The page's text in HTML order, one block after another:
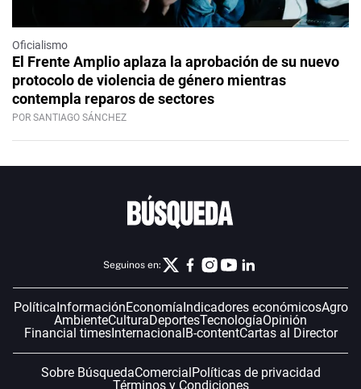
Oficialismo
El Frente Amplio aplaza la aprobación de su nuevo
protocolo de violencia de género mientras
contempla reparos de sectores
POR SANTIAGO SÁNCHEZ
Seguinos en:
PolíticaInformaciónEconomíaIndicadores económicosAgro
AmbienteCulturaDeportesTecnologíaOpinión
Financial timesInternacionalB-contentCartas al Director
Sobre BúsquedaComercialPolíticas de privacidad
Términos y Condiciones